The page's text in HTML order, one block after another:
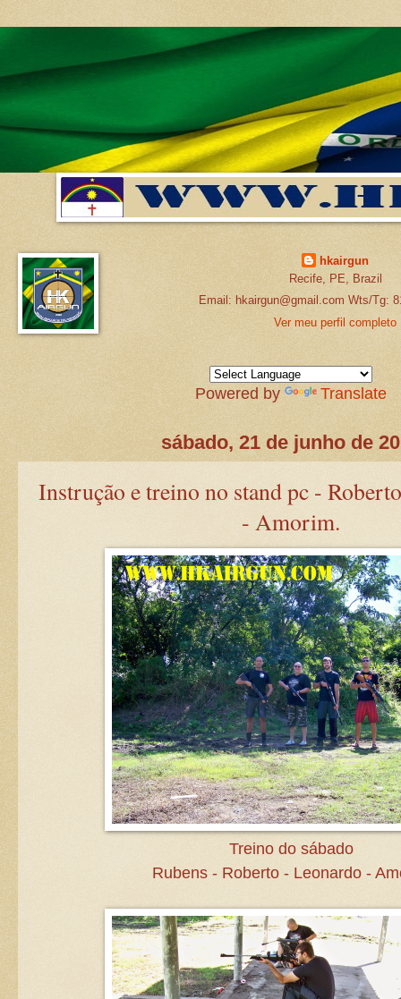
hkairgun
Recife, PE, Brazil
Email: hkairgun@gmail.com Wts/Tg:
Ver meu perfil completo
Powered by Translate
sábado, 21 de junho de
Instrução e treino no stand pc -
- Amorim.
Treino do sábado
Rubens - Roberto - Leonardo -